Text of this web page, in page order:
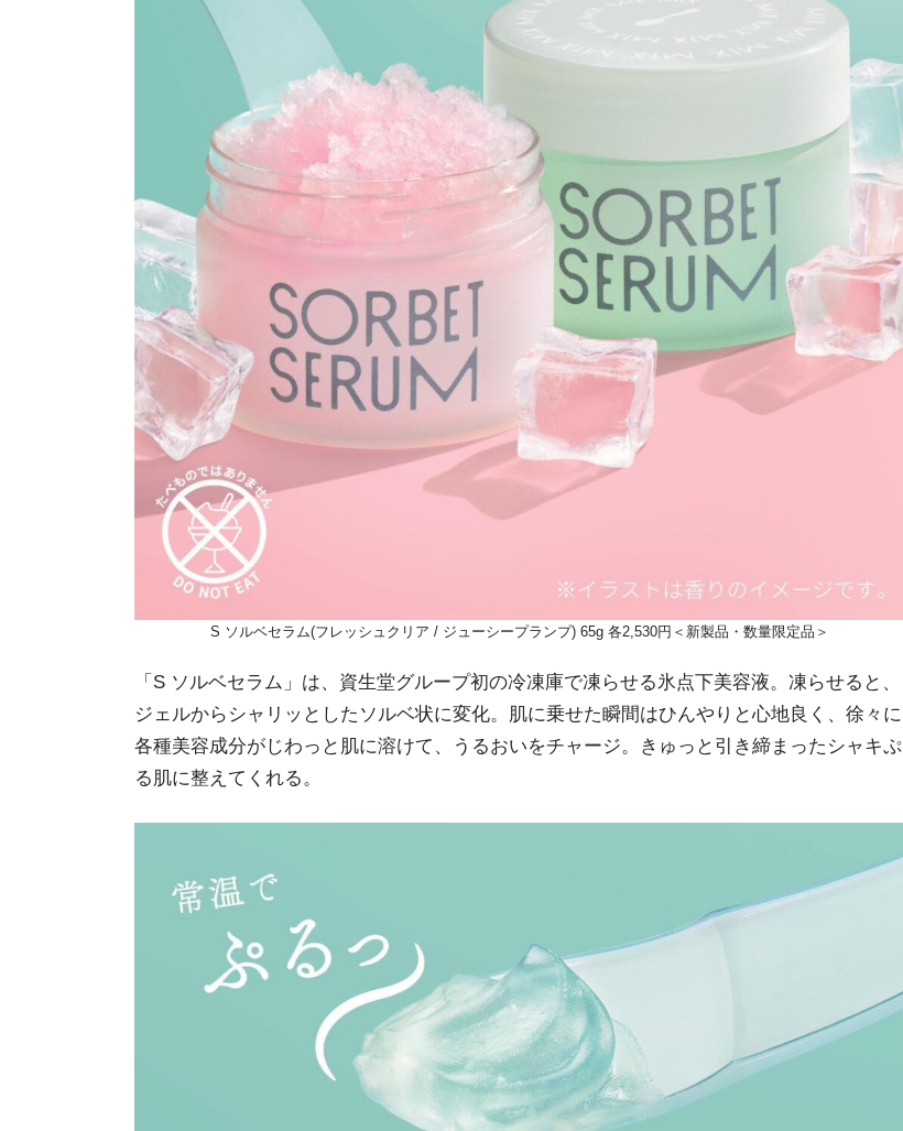
S ソルベセラム(フレッシュクリア / ジューシープランプ) 65g 各2,530円＜新製品・数量限定品＞
「S ソルベセラム」は、資生堂グループ初の冷凍庫で凍らせる氷点下美容液。凍らせると、
ジェルからシャリッとしたソルベ状に変化。肌に乗せた瞬間はひんやりと心地良く、徐々に
各種美容成分がじわっと肌に溶けて、うるおいをチャージ。きゅっと引き締まったシャキぷ
る肌に整えてくれる。